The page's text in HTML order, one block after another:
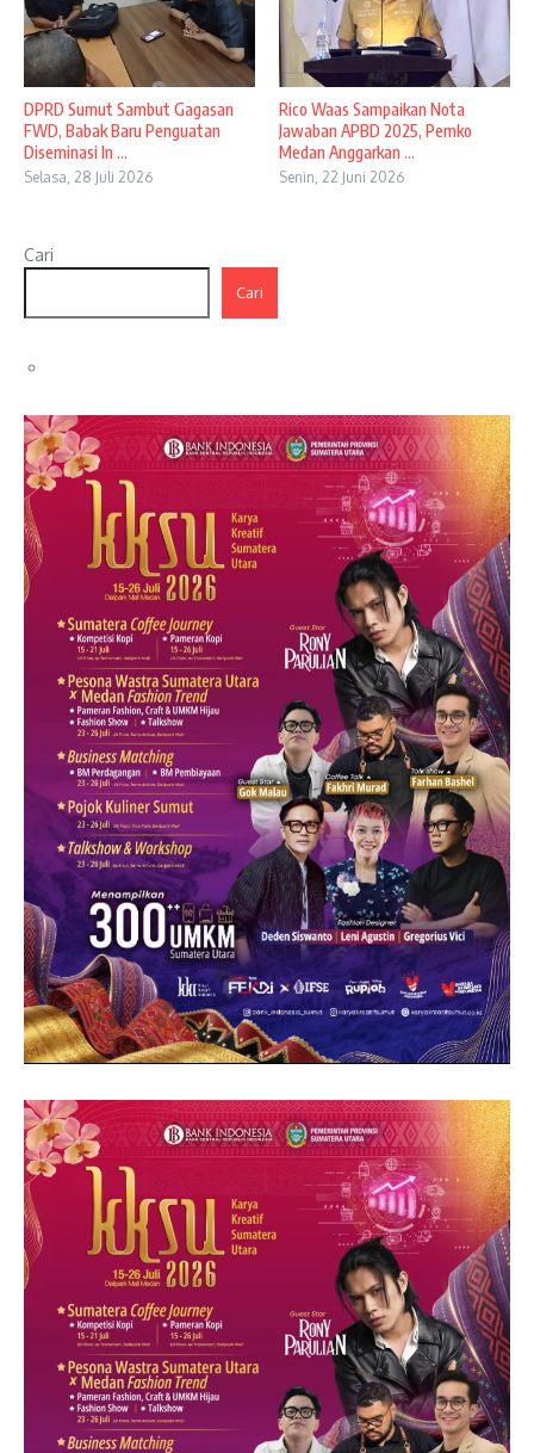
DPRD Sumut Sambut Gagasan
FWD, Babak Baru Penguatan
Diseminasi In ...
Selasa, 28 Juli 2026
Rico Waas Sampaikan Nota
Jawaban APBD 2025, Pemko
Medan Anggarkan ...
Senin, 22 Juni 2026
Cari
Cari